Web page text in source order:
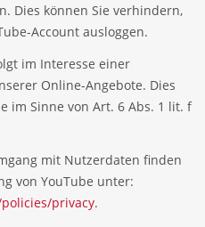
Dies können Sie verhindern,
Account ausloggen.
im Interesse einer
Online-Angebote. Dies
im Sinne von Art. 6 Abs. 1 lit. f
mit Nutzerdaten finden
von YouTube unter:
privacy.